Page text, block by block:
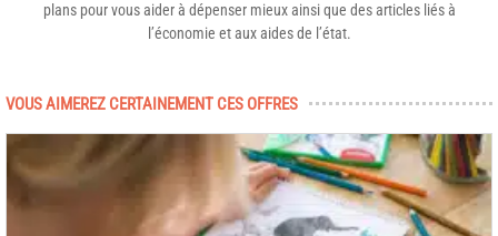
plans pour vous aider à dépenser mieux ainsi que des articles liés à
l’économie et aux aides de l’état.
VOUS AIMEREZ CERTAINEMENT CES OFFRES